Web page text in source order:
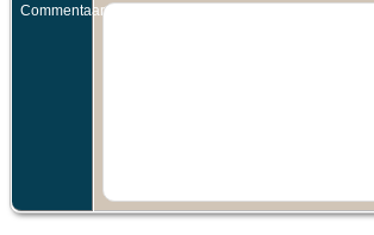
Commentaar: